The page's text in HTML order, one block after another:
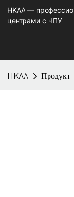
HKAA —
центрами с ЧПУ
HKAA Продукт